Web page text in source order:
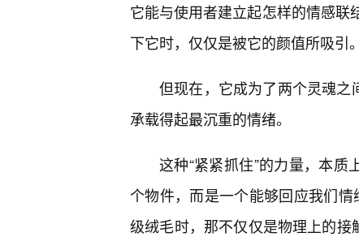
它能与使用者建立起怎样的情感联
下它时，仅仅是被它的颜值所吸引。
但现在，它成为了两个灵魂
承载得起最沉重的情绪。
这种“紧紧抓住”的力量，本
个物件，而是一个能够回应我们
级绒毛时，那不仅仅是物理上的